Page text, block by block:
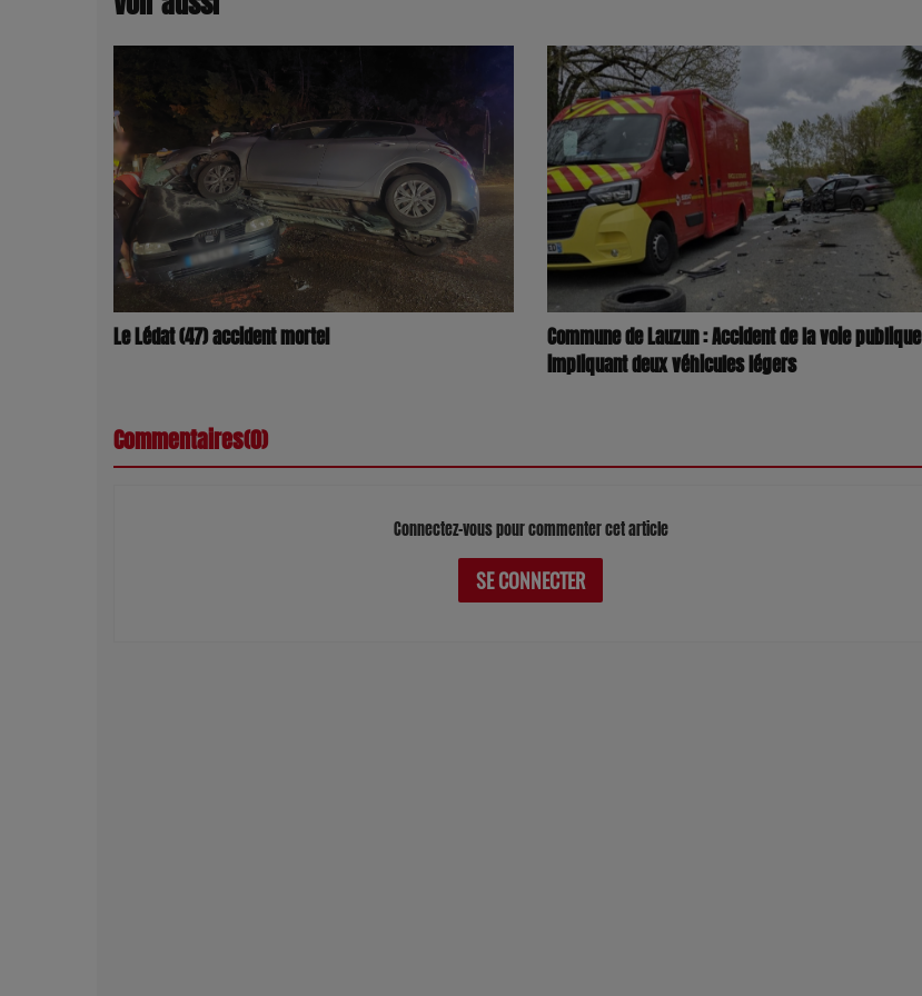
Le Lédat (47) accident mortel
Commune de Lauzun : Accident de la voie publique
impliquant deux véhicules légers
Commentaires(0)
Connectez-vous pour commenter cet article
SE CONNECTER